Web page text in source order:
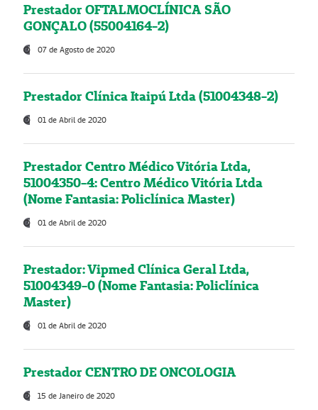
Prestador OFTALMOCLÍNICA SÃO
GONÇALO (55004164-2)
07 de Agosto de 2020
Prestador Clínica Itaipú Ltda (51004348-2)
01 de Abril de 2020
Prestador Centro Médico Vitória Ltda,
51004350-4: Centro Médico Vitória Ltda
(Nome Fantasia: Policlínica Master)
01 de Abril de 2020
Prestador: Vipmed Clínica Geral Ltda,
51004349-0 (Nome Fantasia: Policlínica
Master)
01 de Abril de 2020
Prestador CENTRO DE ONCOLOGIA
15 de Janeiro de 2020